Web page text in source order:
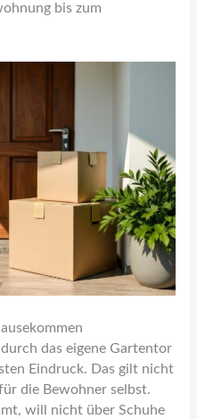
bis zum
das eigene Gartentor
Eindruck. Das gilt nicht
die Bewohner selbst.
will nicht über Schuhe